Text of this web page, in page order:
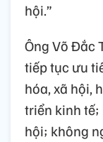
hội.”
Ông Võ Đắc
tiếp tục ưu
hóa, xã hội,
triển kinh tế;
hội; không